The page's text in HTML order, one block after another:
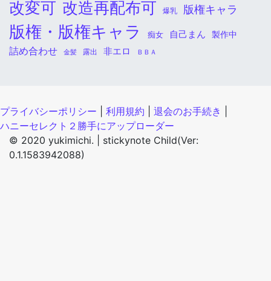
改変可 改造再配布可 爆乳 版権キャラ
版権・版権キャラ 痴女 自己まん 製作中
詰め合わせ 金髪 露出 非エロ ＢＢＡ
プライバシーポリシー 利用規約 退会のお手続き
ハニーセレクト２勝手にアップローダー
© 2020 yukimichi. | stickynote Child(Ver:
0.1.1583942088)